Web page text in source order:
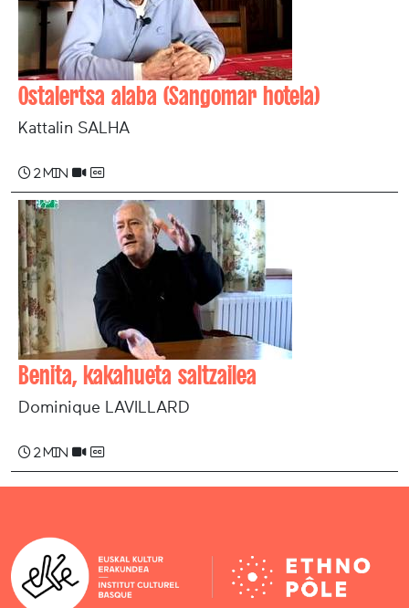
Ostalertsa alaba (Sangomar hotela)
Kattalin SALHA
2 min
Benita, kakahueta saltzailea
Dominique LAVILLARD
2 min